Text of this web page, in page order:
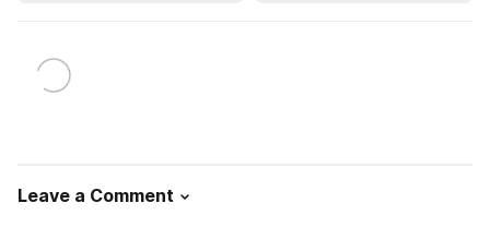
Leave a Comment